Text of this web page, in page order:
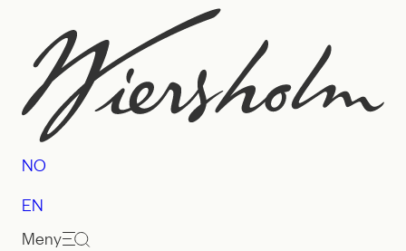
innhold
NO
EN
Meny